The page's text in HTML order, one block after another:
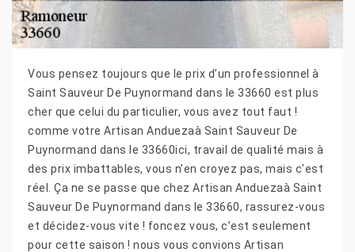
Vous pensez toujours que le prix d’un professionnel à
Saint Sauveur De Puynormand dans le 33660 est plus
cher que celui du particulier, vous avez tout faut !
comme votre Artisan Anduezaà Saint Sauveur De
Puynormand dans le 33660ici, travail de qualité mais à
des prix imbattables, vous n’en croyez pas, mais c’est
réel. Ça ne se passe que chez Artisan Anduezaà Saint
Sauveur De Puynormand dans le 33660, rassurez-vous
et décidez-vous vite ! foncez vous, c’est seulement
pour cette saison ! nous vous convions Artisan